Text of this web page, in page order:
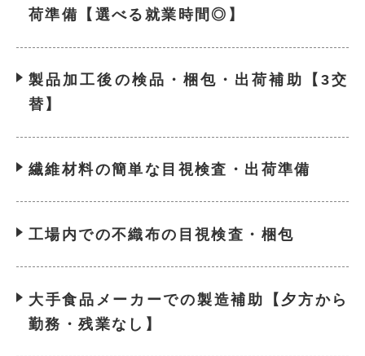
荷準備【選べる就業時間◎】
製品加工後の検品・梱包・出荷補助【3交
替】
繊維材料の簡単な目視検査・出荷準備
工場内での不織布の目視検査・梱包
大手食品メーカーでの製造補助【夕方から
勤務・残業なし】